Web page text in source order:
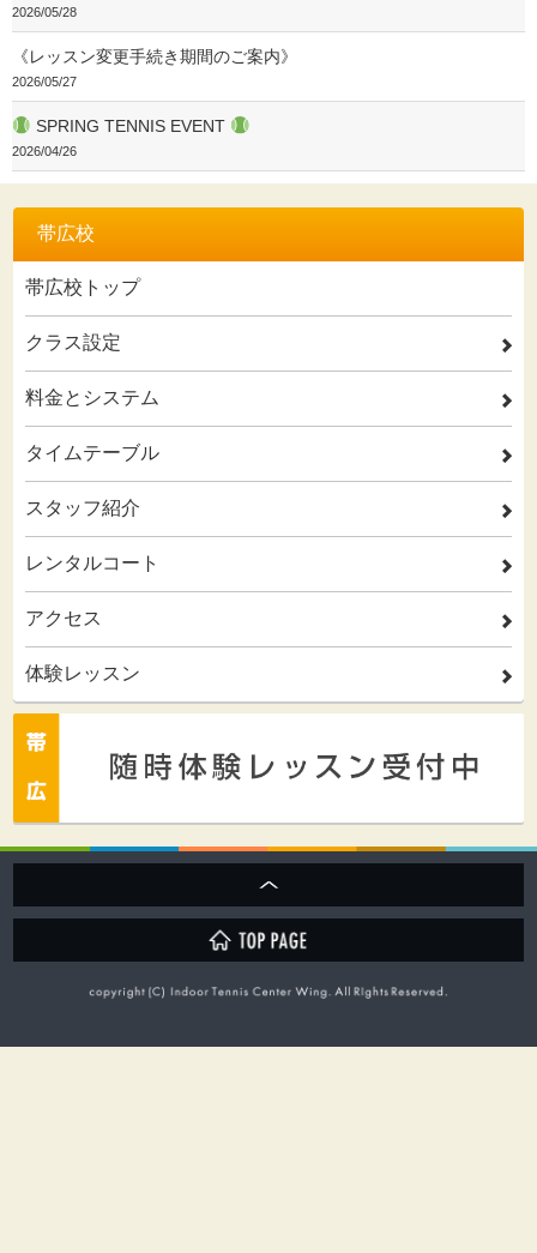
2026/05/28
《レッスン変更手続き期間のご案内》
2026/05/27
SPRING TENNIS EVENT
2026/04/26
帯広校
帯広校トップ
クラス設定 2
料金とシステム 2
タイムテーブル 2
スタッフ紹介 2
レンタルコート 2
アクセス 2
体験レッスン 2